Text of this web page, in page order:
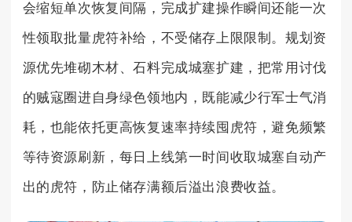
会缩短单次恢复间隔，完成扩建操作瞬间还能一次
性领取批量虎符补给，不受储存上限限制。规划资
源优先堆砌木材、石料完成城塞扩建，把常用讨伐
的贼寇圈进自身绿色领地内，既能减少行军士气消
耗，也能依托更高恢复速率持续囤虎符，避免频繁
等待资源刷新，每日上线第一时间收取城塞自动产
出的虎符，防止储存满额后溢出浪费收益。